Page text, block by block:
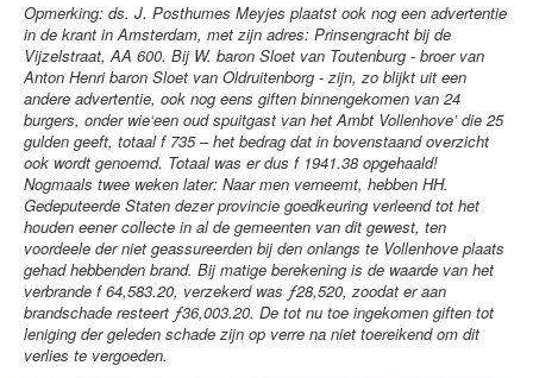
Opmerking: ds. J. Posthumes Meyjes plaatst ook nog een advertentie
in de krant in Amsterdam, met zijn adres: Prinsengracht bij de
Vijzelstraat, AA 600. Bij W. baron Sloet van Toutenburg - broer van
Anton Henri baron Sloet van Oldruitenborg - zijn, zo blijkt uit een
andere advertentie, ook nog eens giften binnengekomen van 24
burgers, onder wie‘een oud spuitgast van het Ambt Vollenhove’ die 25
gulden geeft, totaal f 735 – het bedrag dat in bovenstaand overzicht
ook wordt genoemd. Totaal was er dus f 1941.38 opgehaald!
Nogmaals twee weken later: Naar men verneemt, hebben HH.
Gedeputeerde Staten dezer provincie goedkeuring verleend tot het
houden eener collecte in al de gemeenten van dit gewest, ten
voordeele der niet geassureerden bij den onlangs te Vollenhove plaats
gehad hebbenden brand. Bij matige berekening is de waarde van het
verbrande f 64,583.20, verzekerd was ƒ28,520, zoodat er aan
brandschade resteert ƒ36,003.20. De tot nu toe ingekomen giften tot
leniging der geleden schade zijn op verre na niet toereikend om dit
verlies te vergoeden.